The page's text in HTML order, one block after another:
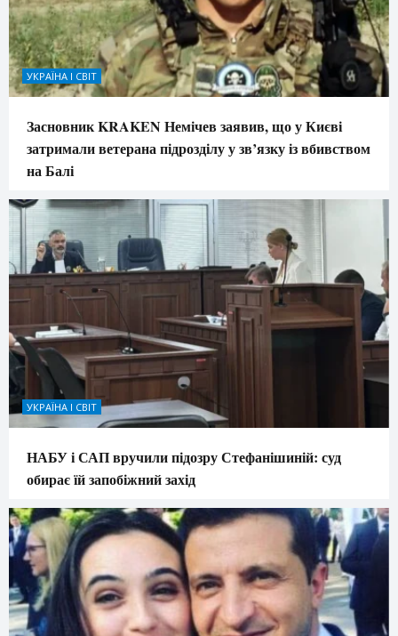
УКРАЇНА І СВІТ
Засновник KRAKEN Немічев заявив, що у Києві
затримали ветерана підрозділу у зв’язку із вбивством
на Балі
УКРАЇНА І СВІТ
НАБУ і САП вручили підозру Стефанішиній: суд
обирає їй запобіжний захід